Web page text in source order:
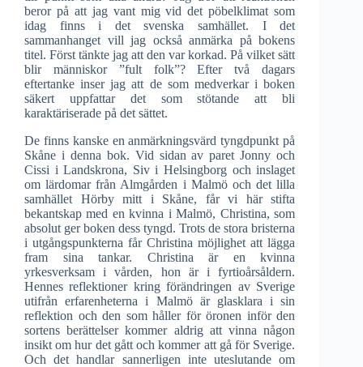
beror på att jag vant mig vid det pöbelklimat som
idag finns i det svenska samhället. I det
sammanhanget vill jag också anmärka på bokens
titel. Först tänkte jag att den var korkad. På vilket sätt
blir människor ”fult folk”? Efter två dagars
eftertanke inser jag att de som medverkar i boken
säkert uppfattar det som stötande att bli
karaktäriserade på det sättet.
De finns kanske en anmärkningsvärd tyngdpunkt på
Skåne i denna bok. Vid sidan av paret Jonny och
Cissi i Landskrona, Siv i Helsingborg och inslaget
om lärdomar från Almgården i Malmö och det lilla
samhället Hörby mitt i Skåne, får vi här stifta
bekantskap med en kvinna i Malmö, Christina, som
absolut ger boken dess tyngd. Trots de stora bristerna
i utgångspunkterna får Christina möjlighet att lägga
fram sina tankar. Christina är en kvinna
yrkesverksam i vården, hon är i fyrtioårsåldern.
Hennes reflektioner kring förändringen av Sverige
utifrån erfarenheterna i Malmö är glasklara i sin
reflektion och den som håller för öronen inför den
sortens berättelser kommer aldrig att vinna någon
insikt om hur det gått och kommer att gå för Sverige.
Och det handlar sannerligen inte uteslutande om